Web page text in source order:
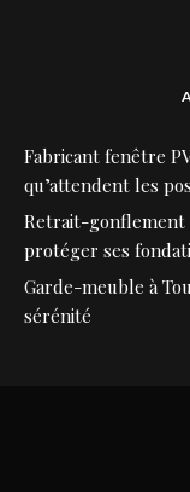
Fabricant fenêtre
qu’attendent les
Retrait-gonflement
protéger ses
Garde-meuble à
sérénité